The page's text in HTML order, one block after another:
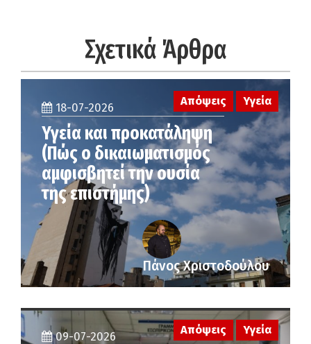
Σχετικά Άρθρα
Απόψεις Υγεία
18-07-2026
Υγεία και προκατάληψη
(Πώς ο δικαιωματισμός
αμφισβητεί την ουσία
της επιστήμης)
Πάνος Χριστοδούλου
09-07-2026
Απόψεις Υγεία